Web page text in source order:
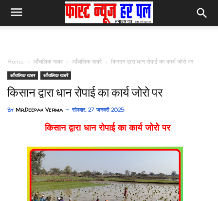
Home आँचलिक खबर आँचलिक खबरें किसान द्वारा धान रोपाई का कार्य जोरो पर
आँचलिक खबर आँचलिक खबरें
किसान द्वारा धान रोपाई का कार्य जोरो पर
By Mr.Deepak Verma सोमवार, 27 जनवरी 2025
किसान द्वारा धान रोपाई का कार्य जोरो पर